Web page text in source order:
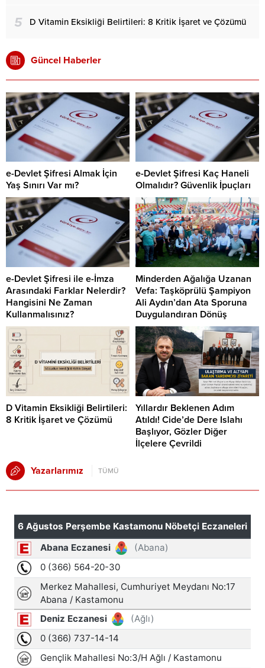
5 D Vitamin Eksikliği Belirtileri: 8 Kritik İşaret ve Çözümü
Güncel Haberler
e-Devlet Şifresi Almak İçin
Yaş Sınırı Var mı?
e-Devlet Şifresi Kaç Haneli
Olmalıdır? Güvenlik İpuçları
e-Devlet Şifresi ile e-İmza
Arasındaki Farklar Nelerdir?
Hangisini Ne Zaman
Kullanmalısınız?
Minderden Ağalığa Uzanan
Vefa: Taşköprülü Şampiyon
Ali Aydın’dan Ata Sporuna
Duygulandıran Dönüş
D Vitamin Eksikliği Belirtileri:
8 Kritik İşaret ve Çözümü
Yıllardır Beklenen Adım
Atıldı! Cide’de Dere Islahı
Başlıyor, Gözler Diğer
İlçelere Çevrildi
Yazarlarımız TÜMÜ